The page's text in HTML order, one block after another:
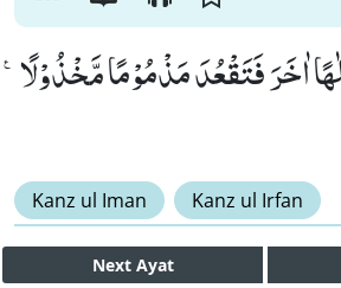
اٰخَرَ فَتَقْعُدَ مَذْمُوْمًا مَّخْذُوْلًا۠
Kanz ul Iman Kanz ul Irfan
Next Ayat